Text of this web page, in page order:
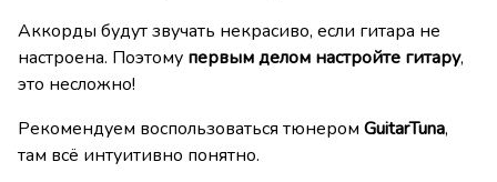
Аккорды будут звучать некрасиво, если гитара не
настроена. Поэтому первым делом настройте гитару,
это несложно!
Рекомендуем воспользоваться тюнером GuitarTuna,
там всё интуитивно понятно.